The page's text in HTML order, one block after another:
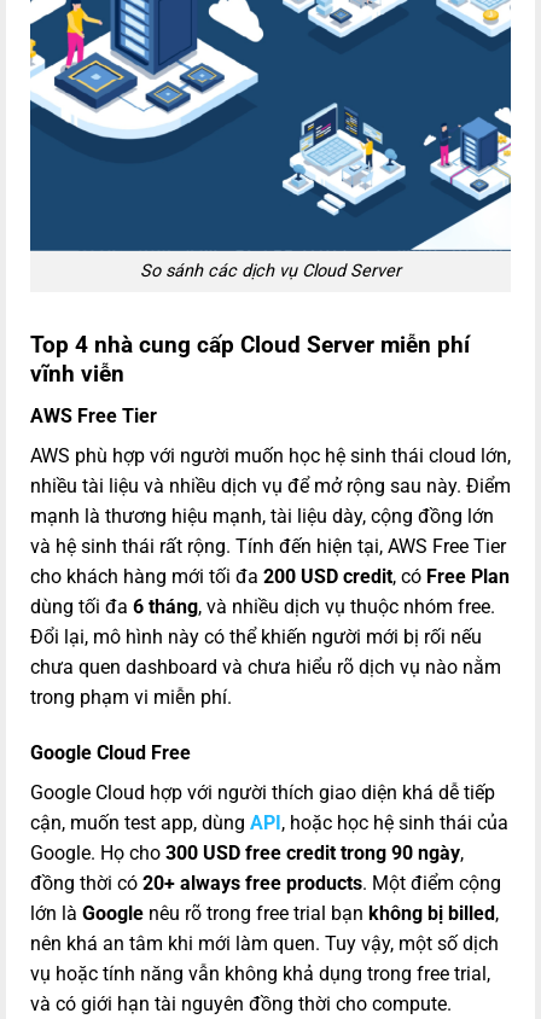
So sánh các dịch vụ Cloud Server
Top 4 nhà cung cấp Cloud Server miễn phí
vĩnh viễn
AWS Free Tier
AWS phù hợp với người muốn học hệ sinh thái cloud lớn,
nhiều tài liệu và nhiều dịch vụ để mở rộng sau này. Điểm
mạnh là thương hiệu mạnh, tài liệu dày, cộng đồng lớn
và hệ sinh thái rất rộng. Tính đến hiện tại, AWS Free Tier
cho khách hàng mới tối đa 200 USD credit, có Free Plan
dùng tối đa 6 tháng, và nhiều dịch vụ thuộc nhóm free.
Đổi lại, mô hình này có thể khiến người mới bị rối nếu
chưa quen dashboard và chưa hiểu rõ dịch vụ nào nằm
trong phạm vi miễn phí.
Google Cloud Free
Google Cloud hợp với người thích giao diện khá dễ tiếp
cận, muốn test app, dùng API, hoặc học hệ sinh thái của
Google. Họ cho 300 USD free credit trong 90 ngày,
đồng thời có 20+ always free products. Một điểm cộng
lớn là Google nêu rõ trong free trial bạn không bị billed,
nên khá an tâm khi mới làm quen. Tuy vậy, một số dịch
vụ hoặc tính năng vẫn không khả dụng trong free trial,
và có giới hạn tài nguyên đồng thời cho compute.